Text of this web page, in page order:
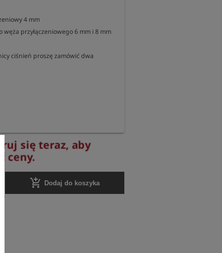
4 mm
węża przyłączeniowego 6 mm i 8 mm
ciśnień proszę zamówić dwa
się teraz, aby
ceny.
add_shopping_cart Dodaj do koszyka